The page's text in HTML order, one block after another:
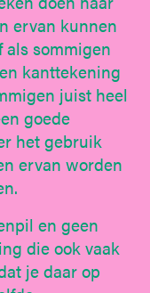
ervan kunnen
sommigen
kanttekening
juist heel
goede
het gebruik
ervan worden
en geen
die ook vaak
je daar op